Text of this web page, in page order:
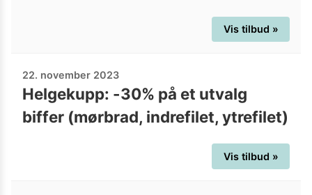
Vis tilbud »
22. november 2023
Helgekupp: -30% på et utvalg
biffer (mørbrad, indrefilet, ytrefilet)
Vis tilbud »